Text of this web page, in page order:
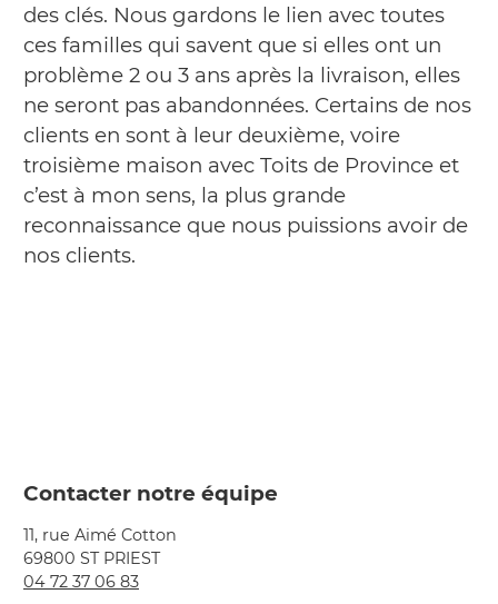
des clés. Nous gardons le lien avec toutes
ces familles qui savent que si elles ont un
problème 2 ou 3 ans après la livraison, elles
ne seront pas abandonnées. Certains de nos
clients en sont à leur deuxième, voire
troisième maison avec Toits de Province et
c’est à mon sens, la plus grande
reconnaissance que nous puissions avoir de
nos clients.
Contacter notre équipe
11, rue Aimé Cotton
69800 ST PRIEST
04 72 37 06 83